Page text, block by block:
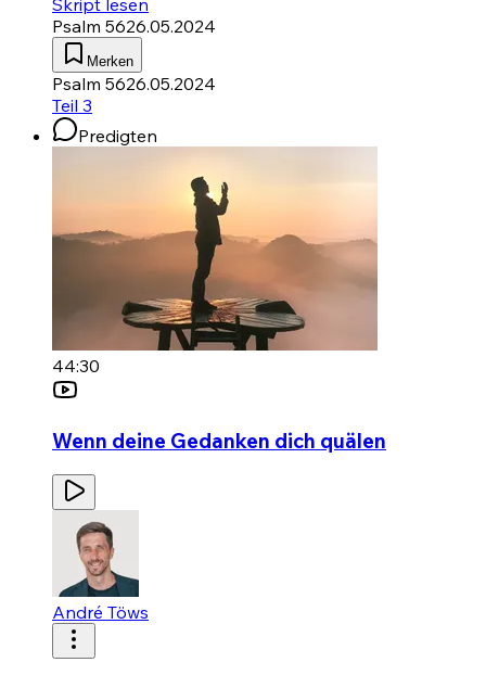
Skript lesen
Psalm 5626.05.2024
Merken
Psalm 5626.05.2024
Teil 3
Predigten
44:30
Wenn deine Gedanken dich quälen
André Töws